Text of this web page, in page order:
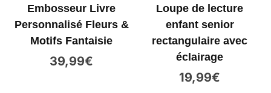
Embosseur Livre
Personnalisé Fleurs &
Motifs Fantaisie
39,99€
Loupe de lecture
enfant senior
rectangulaire avec
éclairage
19,99€